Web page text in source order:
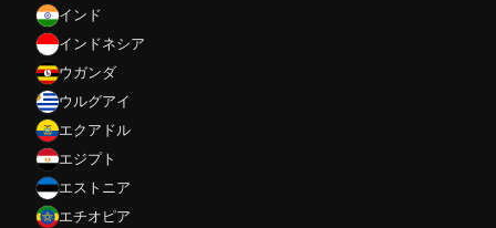
インド
インドネシア
ウガンダ
ウルグアイ
エクアドル
エジプト
エストニア
エチオピア